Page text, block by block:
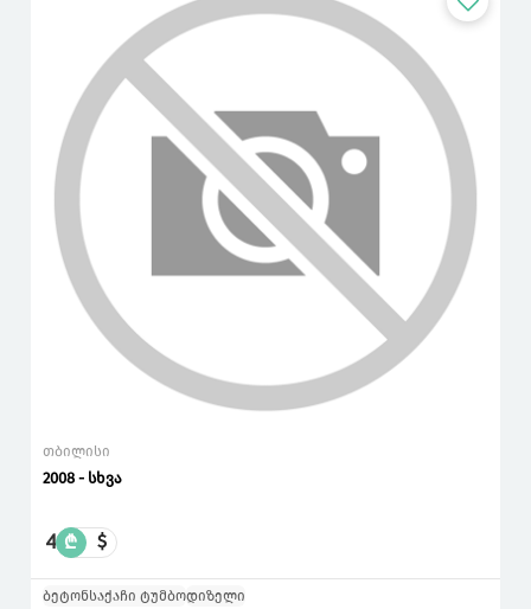
თბილისი
2008 - სხვა
4 ₾ $
ბეტონსაქაჩი ტუმბოდიზელი